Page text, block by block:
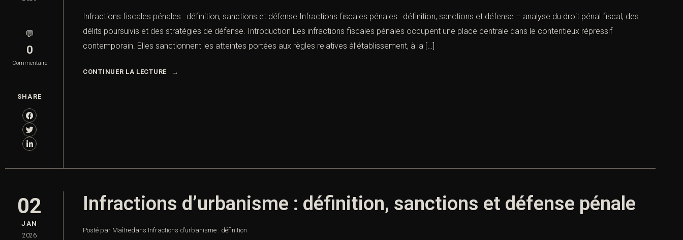
💬
0
Commentaire
SHARE
Infractions fiscales pénales : définition, sanctions et défense Infractions fiscales pénales : définition, sanctions et défense – analyse du droit pénal fiscal, des
délits poursuivis et des stratégies de défense. Introduction Les infractions fiscales pénales occupent une place centrale dans le contentieux répressif
contemporain. Elles sanctionnent les atteintes portées aux règles relatives àl’établissement, à la […]
CONTINUER LA LECTURE
02
JAN
2026
Infractions d’urbanisme : définition, sanctions et défense pénale
Posté par Maîtredans Infractions d’urbanisme : définition